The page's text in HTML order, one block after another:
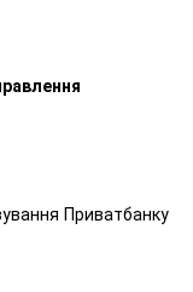
Приватбанку